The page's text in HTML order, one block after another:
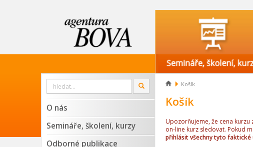
 Košík
Košík
Upozorňujeme, že cena
on-line kurz sledovat. Pokud
přihlásit všechny tyto faktické
Vyhledat
webu
OK
O nás
Semináře, školení, kurzy
Odborné publikace